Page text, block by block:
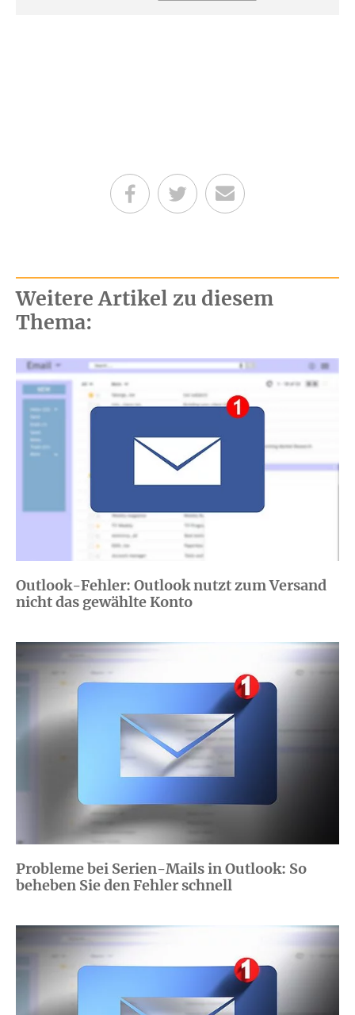
Teilen auf Facebook
Teilen auf Twitter
Per E-Mail senden
Weitere Artikel zu diesem
Thema:
Outlook-Fehler: Outlook nutzt zum Versand
nicht das gewählte Konto
Probleme bei Serien-Mails in Outlook: So
beheben Sie den Fehler schnell